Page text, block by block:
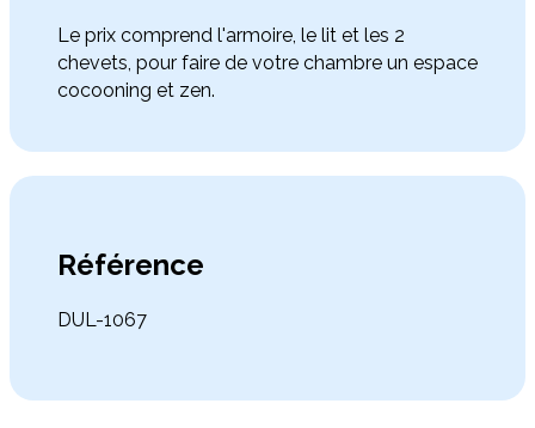
Le prix comprend l'armoire, le lit et les 2
chevets, pour faire de votre chambre un espace
cocooning et zen.
Référence
DUL-1067